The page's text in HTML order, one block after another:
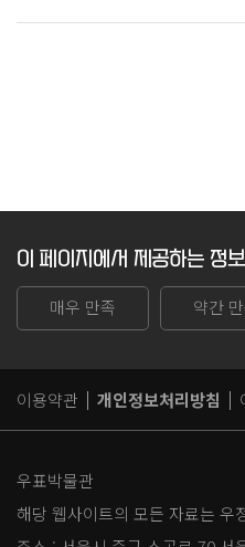
이 페이지에서 제공하는 정
매우 만족 약간
이용약관 개인정보처리방침
우표박물관
해당 웹사이트의 모든 자료는 우